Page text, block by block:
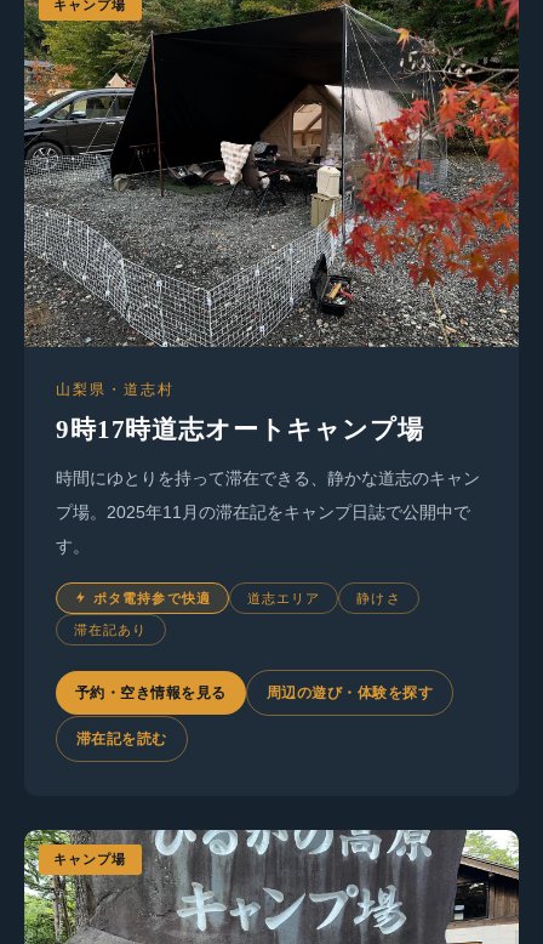
キャンプ場
山梨県・道志村
9時17時道志オートキャンプ場
時間にゆとりを持って滞在できる、静かな道志のキャン
プ場。2025年11月の滞在記をキャンプ日誌で公開中で
す。
ポタ電持参で快適 道志エリア 静けさ
滞在記あり
予約・空き情報を見る 周辺の遊び・体験を探す
滞在記を読む
キャンプ場